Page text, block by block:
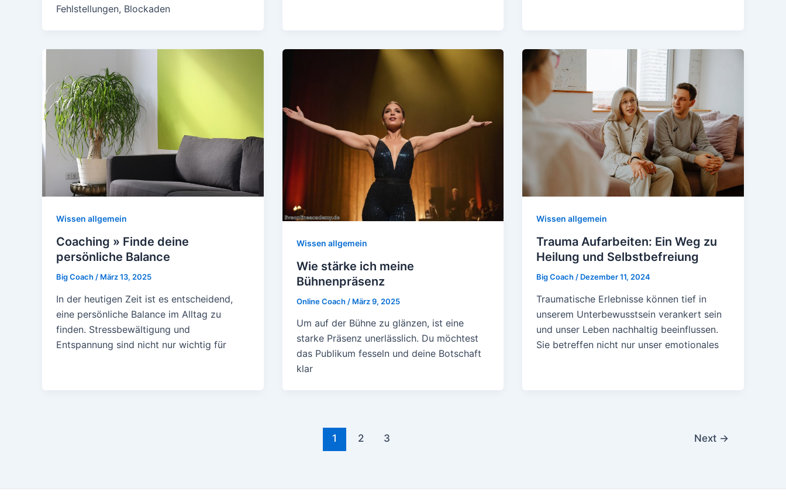
Fehlstellungen, Blockaden
Wissen allgemein
Coaching » Finde deine
persönliche Balance
Big Coach / März 13, 2025
In der heutigen Zeit ist es entscheidend,
eine persönliche Balance im Alltag zu
finden. Stressbewältigung und
Entspannung sind nicht nur wichtig für
Wissen allgemein
Wie stärke ich meine
Bühnenpräsenz
Online Coach / März 9, 2025
Um auf der Bühne zu glänzen, ist eine
starke Präsenz unerlässlich. Du möchtest
das Publikum fesseln und deine Botschaft
klar
Wissen allgemein
Trauma Aufarbeiten: Ein Weg zu
Heilung und Selbstbefreiung
Big Coach / Dezember 11, 2024
Traumatische Erlebnisse können tief in
unserem Unterbewusstsein verankert sein
und unser Leben nachhaltig beeinflussen.
Sie betreffen nicht nur unser emotionales
1 2 3 Next →